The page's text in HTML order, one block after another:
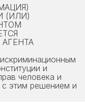
(ИЛИ)
и
человека и
этим решением и